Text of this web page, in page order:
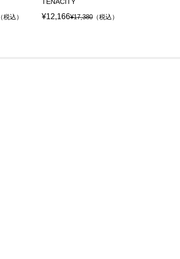
（税込） ¥12,166¥17,380 （税込）